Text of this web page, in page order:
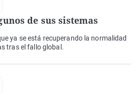
de sus sistemas
ya se está recuperando la normalidad
tras el fallo global.